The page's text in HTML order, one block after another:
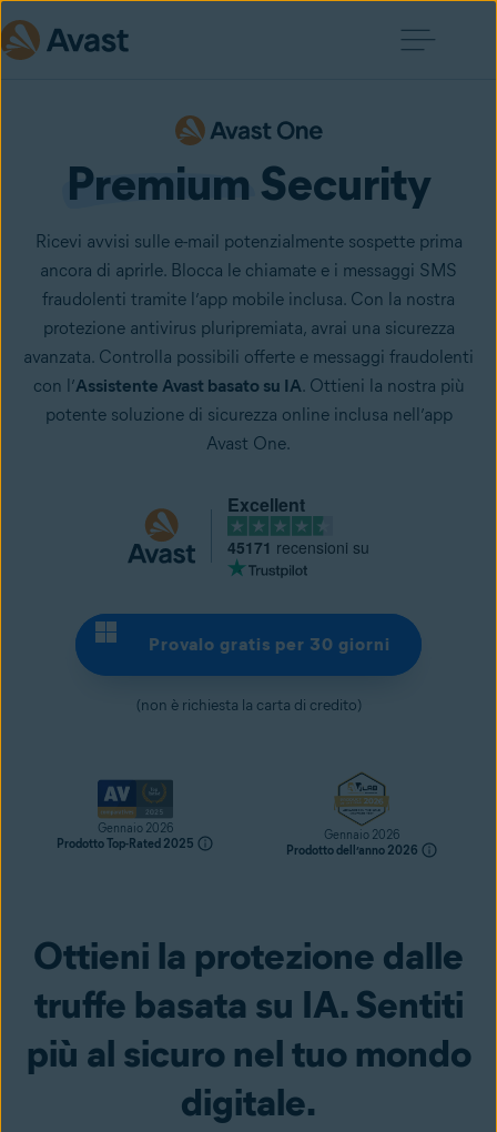
Premium Security
Ricevi avvisi sulle e-mail potenzialmente sospette prima
ancora di aprirle. Blocca le chiamate e i messaggi SMS
fraudolenti tramite l’app mobile inclusa. Con la nostra
protezione antivirus pluripremiata, avrai una sicurezza
avanzata. Controlla possibili offerte e messaggi fraudolenti
con l’Assistente Avast basato su IA. Ottieni la nostra più
potente soluzione di sicurezza online inclusa nell’app
Avast One.
Excellent
45171 recensioni su
Provalo gratis per 30 giorni
(non è richiesta la carta di credito)
Gennaio 2026
Prodotto Top-Rated 2025
Gennaio 2026
Prodotto dell’anno 2026
Provalo gratis per 30 giorni
Ottieni la protezione dalle
truffe basata su IA. Sentiti
più al sicuro nel tuo mondo
digitale.